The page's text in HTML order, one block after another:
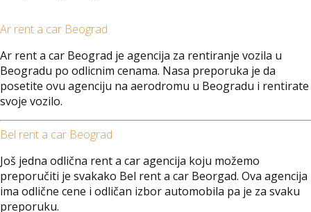
Ar rent a car Beograd
Ar rent a car Beograd je agencija za rentiranje vozila u
Beogradu po odlicnim cenama. Nasa preporuka je da
posetite ovu agenciju na aerodromu u Beogradu i rentirate
svoje vozilo.
Bel rent a car Beograd
Još jedna odlična rent a car agencija koju možemo
preporučiti je svakako Bel rent a car Beorgad. Ova agencija
ima odlične cene i odličan izbor automobila pa je za svaku
preporuku.